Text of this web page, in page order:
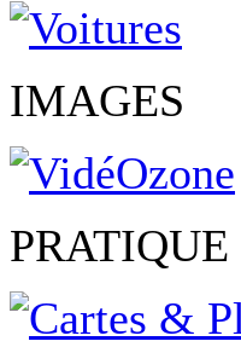
IMAGES
PRATIQUE